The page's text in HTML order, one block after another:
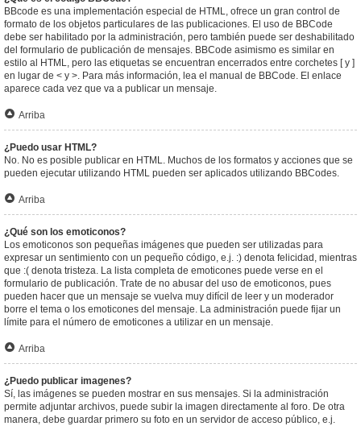
BBcode es una implementación especial de HTML, ofrece un gran control de
formato de los objetos particulares de las publicaciones. El uso de BBCode
debe ser habilitado por la administración, pero también puede ser deshabilitado
del formulario de publicación de mensajes. BBCode asimismo es similar en
estilo al HTML, pero las etiquetas se encuentran encerrados entre corchetes [ y ]
en lugar de < y >. Para más información, lea el manual de BBCode. El enlace
aparece cada vez que va a publicar un mensaje.
Arriba
¿Puedo usar HTML?
No. No es posible publicar en HTML. Muchos de los formatos y acciones que se
pueden ejecutar utilizando HTML pueden ser aplicados utilizando BBCodes.
Arriba
¿Qué son los emoticonos?
Los emoticonos son pequeñas imágenes que pueden ser utilizadas para
expresar un sentimiento con un pequeño código, e.j. :) denota felicidad, mientras
que :( denota tristeza. La lista completa de emoticones puede verse en el
formulario de publicación. Trate de no abusar del uso de emoticonos, pues
pueden hacer que un mensaje se vuelva muy difícil de leer y un moderador
borre el tema o los emoticones del mensaje. La administración puede fijar un
límite para el número de emoticones a utilizar en un mensaje.
Arriba
¿Puedo publicar imagenes?
Sí, las imágenes se pueden mostrar en sus mensajes. Si la administración
permite adjuntar archivos, puede subir la imagen directamente al foro. De otra
manera, debe guardar primero su foto en un servidor de acceso público, e.j.